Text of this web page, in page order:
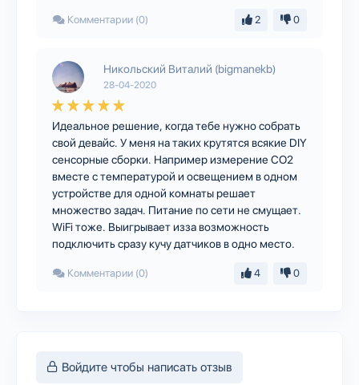
Комментарии (0) 2 0
Никольский Виталий (bigmanekb)
28-04-2020
Идеальное решение, когда тебе нужно собрать
свой девайс. У меня на таких крутятся всякие DIY
сенсорные сборки. Например измерение CO2
вместе с температурой и освещением в одном
устройстве для одной комнаты решает
множество задач. Питание по сети не смущает.
WiFi тоже. Выигрывает изза возможность
подключить сразу кучу датчиков в одно место.
Комментарии (0) 4 0
Войдите чтобы написать отзыв